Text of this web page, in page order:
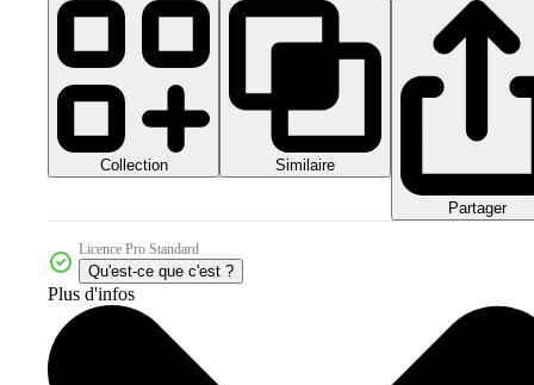
Collection Similaire
Partager
Licence Pro Standard
Qu'est-ce que c'est ?
Plus d'infos